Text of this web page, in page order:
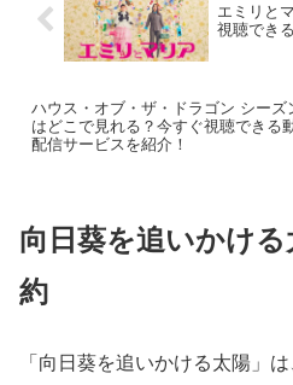
エミリと
視聴でき
ハウス・オブ・ザ・ドラゴン シーズ
はどこで見れる？今すぐ視聴できる
配信サービスを紹介！
向日葵を追いかけ
約
「向日葵を追いかける太陽」